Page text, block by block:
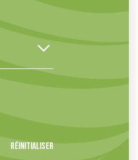
Réinitialiser